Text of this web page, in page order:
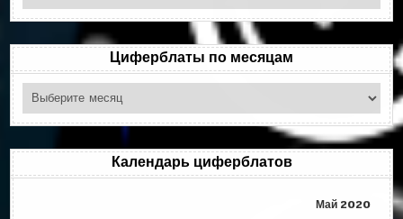
по
рубрикам
Циферблаты по месяцам
Циферблаты
по
месяцам
Календарь циферблатов
Май 2020